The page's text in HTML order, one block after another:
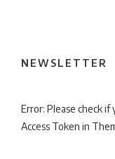
NEWSLETTER
Error: Please check
Access Token in